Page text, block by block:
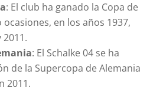
: El club ha ganado la Copa de
en los años 1937,
2011.
: El Schalke 04 se ha
de la Supercopa de Alemania
2011.